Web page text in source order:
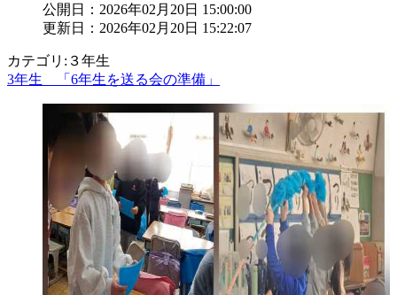
公開日：2026年02月20日 15:00:00
更新日：2026年02月20日 15:22:07
カテゴリ:３年生
3年生 「6年生を送る会の準備」